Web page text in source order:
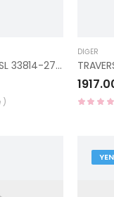
ENJEKTÖR BAĞLANTISI ACCDSL 33814-27001 HMC
)
DIĞER